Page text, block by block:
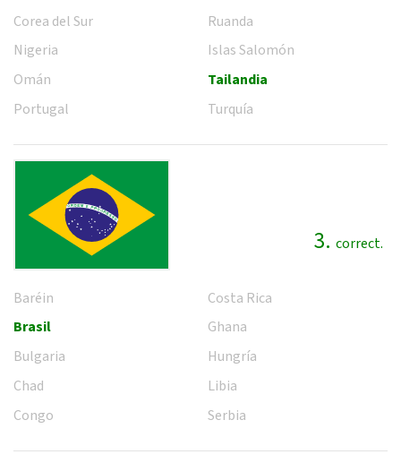
Corea del Sur
Nigeria
Omán
Portugal
Ruanda
Islas Salomón
Tailandia
Turquía
3. correct.
Baréin
Brasil
Bulgaria
Chad
Congo
Costa Rica
Ghana
Hungría
Libia
Serbia